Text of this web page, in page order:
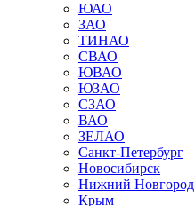
ЮАО
ЗАО
ТИНАО
СВАО
ЮВАО
ЮЗАО
СЗАО
ВАО
ЗЕЛАО
Санкт-Петербург
Новосибирск
Нижний Новгород
Крым